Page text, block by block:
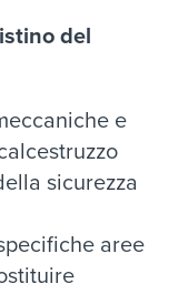
del
e
sicurezza
aree